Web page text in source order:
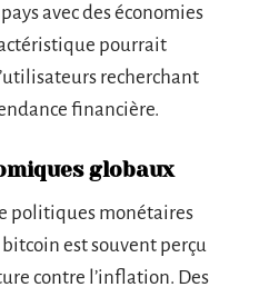
avec des économies
pourrait
recherchant
financière.
globaux
politiques monétaires
est souvent perçu
contre l’inflation. Des